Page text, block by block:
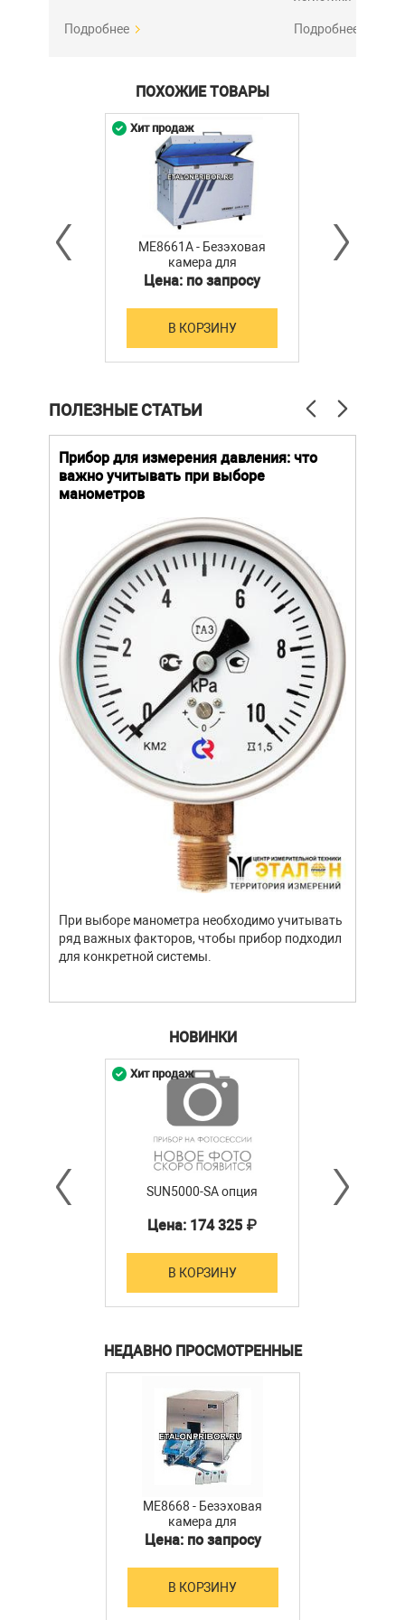
Подробнее Подробнее
ПОХОЖИЕ ТОВАРЫ
ME8661A - Безэховая
камера для
электромагнитного
излучения
Цена: по запросу
В КОРЗИНУ
Хит продаж
ПОЛЕЗНЫЕ СТАТЬИ
Прибор для измерения давления: что
важно учитывать при выборе
манометров
При выборе манометра необходимо учитывать
ряд важных факторов, чтобы прибор подходил
для конкретной системы.
НОВИНКИ
SUN5000-SA опция
Цена: 174 325 ₽
В КОРЗИНУ
Хит продаж
НЕДАВНО ПРОСМОТРЕННЫЕ
ME8668 - Безэховая
камера для
электромагнитного
излучения
Цена: по запросу
В КОРЗИНУ